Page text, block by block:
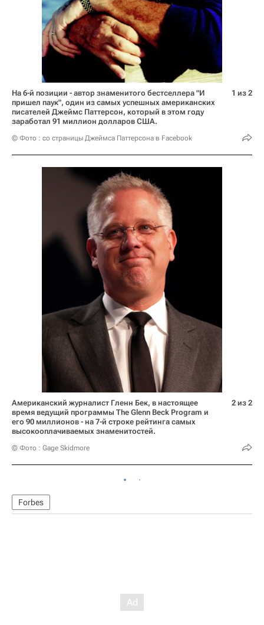
На 6-й позиции - автор знаменитого бестселлера "И
пришел паук", один из самых успешных американских
писателей Джеймс Паттерсон, который в этом году
заработал 91 миллион долларов США.
© Фото : со страницы Джеймса Паттерсона в Facebook
1 из 2
Американский журналист Гленн Бек, в настоящее
время ведущий программы The Glenn Beck Program и
его 90 миллионов - на 7-й строке рейтинга самых
высокооплачиваемых знаменитостей.
© Фото : Gage Skidmore
2 из 2
Forbes